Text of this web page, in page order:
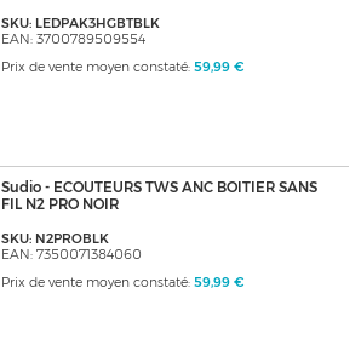
SKU: LEDPAK3HGBTBLK
EAN: 3700789509554
Prix de vente moyen constaté: 59,99 €
Sudio - ECOUTEURS TWS ANC BOITIER SANS
FIL N2 PRO NOIR
SKU: N2PROBLK
EAN: 7350071384060
Prix de vente moyen constaté: 59,99 €